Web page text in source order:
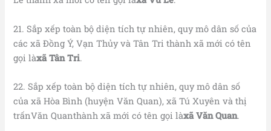
21. Sắp xếp toàn bộ diện tích tự nhiên, quy mô dân số của
các xã Đồng Ý, Vạn Thủy và Tân Tri thành xã mới có tên
gọi làxã Tân Tri.
22. Sắp xếp toàn bộ diện tích tự nhiên, quy mô dân số
của xã Hòa Bình (huyện Văn Quan), xã Tú Xuyên và thị
trấnVăn Quanthành xã mới có tên gọi làxã Văn Quan.